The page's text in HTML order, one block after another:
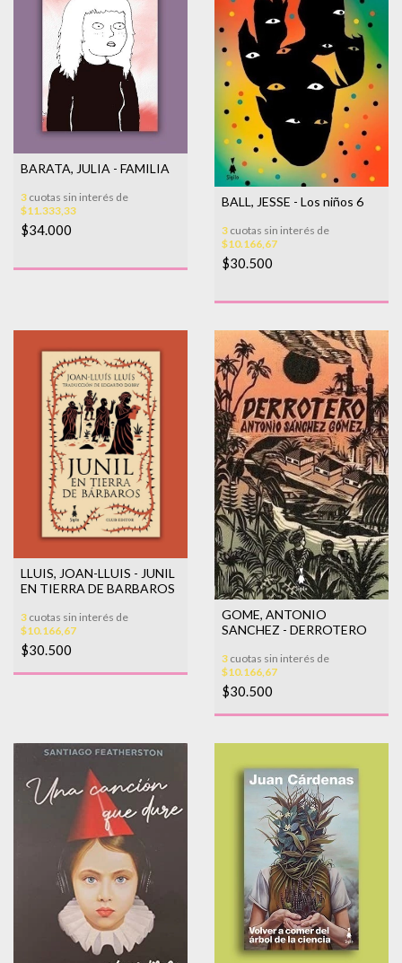
BARATA, JULIA - FAMILIA
3 cuotas sin interés de
$11.333,33
$34.000
BALL, JESSE - Los niños 6
3 cuotas sin interés de
$10.166,67
$30.500
LLUIS, JOAN-LLUIS - JUNIL
EN TIERRA DE BARBAROS
3 cuotas sin interés de
$10.166,67
$30.500
GOME, ANTONIO
SANCHEZ - DERROTERO
3 cuotas sin interés de
$10.166,67
$30.500